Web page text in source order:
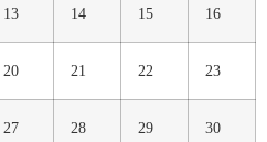
13 14 15 16
20 21 22 23
27 28 29 30